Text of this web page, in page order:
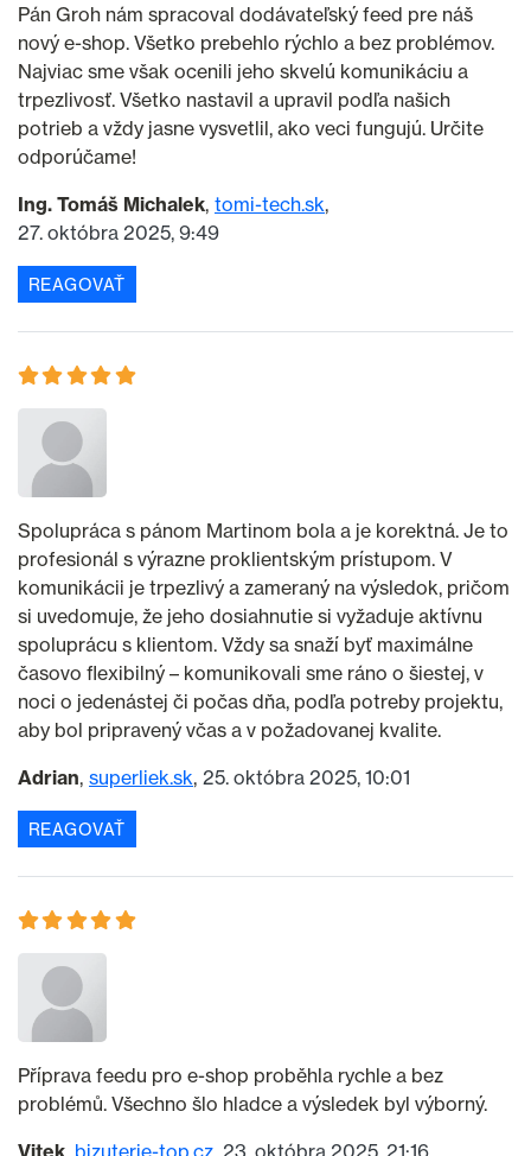
Pán Groh nám spracoval dodávateľský feed pre náš
nový e-shop. Všetko prebehlo rýchlo a bez problémov.
Najviac sme však ocenili jeho skvelú komunikáciu a
trpezlivosť. Všetko nastavil a upravil podľa našich
potrieb a vždy jasne vysvetlil, ako veci fungujú. Určite
odporúčame!
Ing. Tomáš Michalek tomi-tech.sk
27. októbra 2025, 9:49
REAGOVAŤ
Spolupráca s pánom Martinom bola a je korektná. Je to
profesionál s výrazne proklientským prístupom. V
komunikácii je trpezlivý a zameraný na výsledok, pričom
si uvedomuje, že jeho dosiahnutie si vyžaduje aktívnu
spoluprácu s klientom. Vždy sa snaží byť maximálne
časovo flexibilný – komunikovali sme ráno o šiestej, v
noci o jedenástej či počas dňa, podľa potreby projektu,
aby bol pripravený včas a v požadovanej kvalite.
Adrian superliek.sk 25. októbra 2025, 10:01
REAGOVAŤ
Příprava feedu pro e-shop proběhla rychle a bez
problémů. Všechno šlo hladce a výsledek byl výborný.